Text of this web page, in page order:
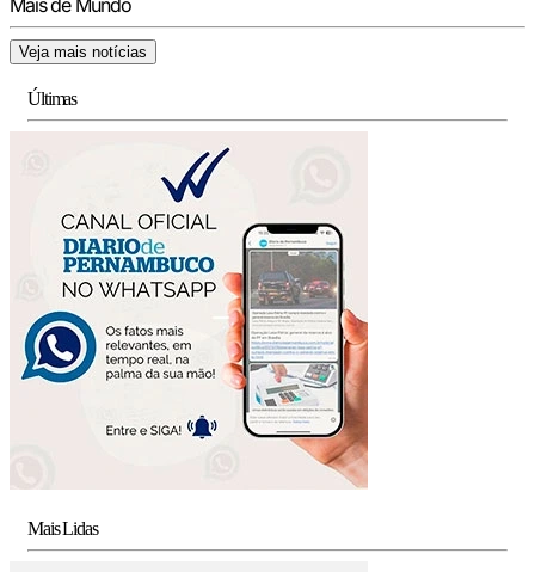
Mais de Mundo
Veja mais notícias
Últimas
Mais Lidas